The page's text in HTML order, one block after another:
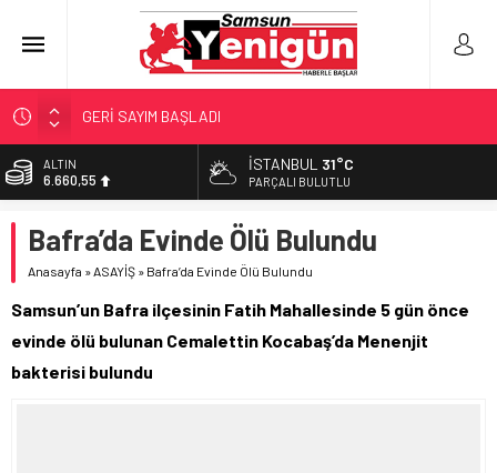
GERİ SAYIM BAŞLADI
SAMSUNSPOR’DA HEDEF 5’İNCİLİK!
‘BAFRA’YA YATIRIM YAPIN!’
YÖNETİCİ SEÇERKEN YAPILAN EN BÜYÜK HATALAR
ALTIN
6.660,55
13.779,39
DOLAR
55,1881
İSTANBUL 31°C
PARÇALI BULUTLU
Bafra’da Evinde Ölü Bulundu
Anasayfa »ASAYİŞ » Bafra’da Evinde Ölü Bulundu
Samsun’un Bafra ilçesinin Fatih Mahallesinde 5 gün önce
evinde ölü bulunan Cemalettin Kocabaş’da Menenjit
bakterisi bulundu